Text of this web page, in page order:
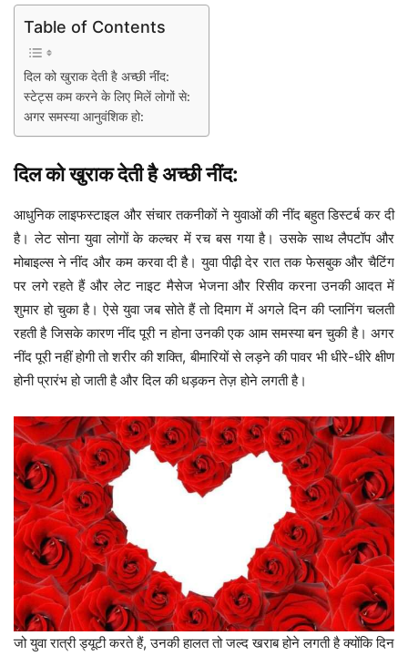
Table of Contents
दिल को खुराक देती है अच्छी नींद:
स्टेट्स कम करने के लिए मिलें लोगों से:
अगर समस्या आनुवंशिक हो:
दिल को खुराक देती है अच्छी नींद:
आधुनिक लाइफस्टाइल और संचार तकनीकों ने युवाओं की नींद बहुत डिस्टर्ब कर दी
है। लेट सोना युवा लोगों के कल्चर में रच बस गया है। उसके साथ लैपटॉप और
मोबाइल्स ने नींद और कम करवा दी है। युवा पीढ़ी देर रात तक फेसबुक और चैटिंग
पर लगे रहते हैं और लेट नाइट मैसेज भेजना और रिसीव करना उनकी आदत में
शुमार हो चुका है। ऐसे युवा जब सोते हैं तो दिमाग में अगले दिन की प्लानिंग चलती
रहती है जिसके कारण नींद पूरी न होना उनकी एक आम समस्या बन चुकी है। अगर
नींद पूरी नहीं होगी तो शरीर की शक्ति, बीमारियों से लड़ने की पावर भी धीरे-धीरे क्षीण
होनी प्रारंभ हो जाती है और दिल की धड़कन तेज़ होने लगती है।
जो युवा रात्री ड्यूटी करते हैं, उनकी हालत तो जल्द खराब होने लगती है क्योंकि दिन